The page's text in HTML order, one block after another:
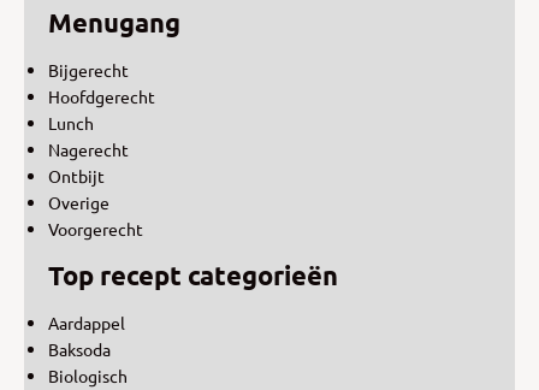
Menugang
Bijgerecht
Hoofdgerecht
Lunch
Nagerecht
Ontbijt
Overige
Voorgerecht
Top recept categorieën
Aardappel
Baksoda
Biologisch